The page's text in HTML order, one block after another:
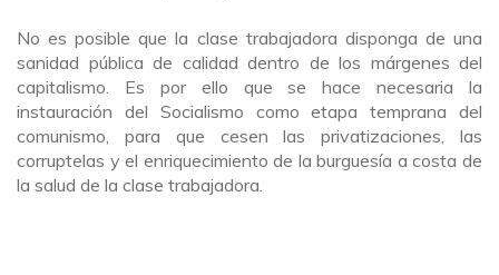
No es posible que la clase trabajadora disponga de una
sanidad pública de calidad dentro de los márgenes del
capitalismo. Es por ello que se hace necesaria la
instauración del Socialismo como etapa temprana del
comunismo, para que cesen las privatizaciones, las
corruptelas y el enriquecimiento de la burguesía a costa de
la salud de la clase trabajadora.